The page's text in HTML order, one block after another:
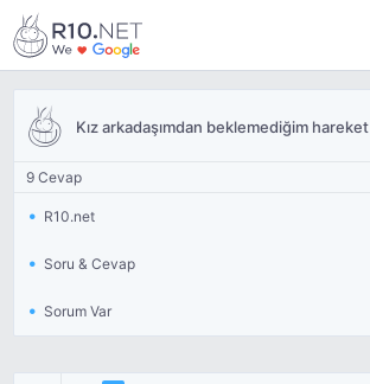
Kız arkadaşımdan beklemediğim hareket
9 Cevap
R10.net
Soru & Cevap
Sorum Var